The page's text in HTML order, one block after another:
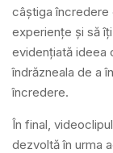
câștiga încredere
experiențe și să
evidențiată ideea
îndrăzneala de a
încredere.
În final,
dezvoltă în urma